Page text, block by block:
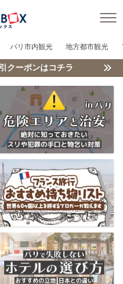
パリ市内観光 地方都市観光
クーポンはコチラ